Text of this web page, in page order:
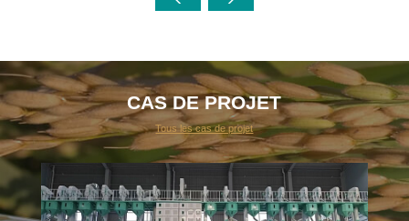
CAS DE PROJET
Tous les cas de projet